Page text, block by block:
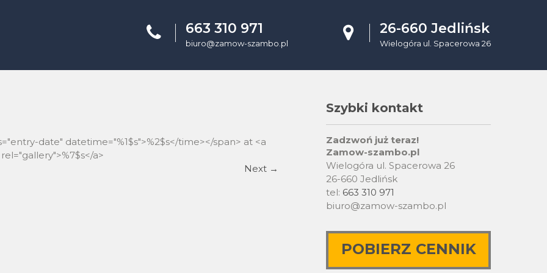
26-660 Jedlińsk
Wielogóra ul. Spacerowa 26
663 310 971
biuro@zamow-szambo.pl
date" datetime="%1$s">%2$s</time></span> at <a
a>
Next →
Szybki kontakt
Zadzwoń już teraz!
Zamow-szambo.pl
Wielogóra ul. Spacerowa 26
26-660 Jedlińsk
tel: 663 310 971
biuro@zamow-szambo.pl
POBIERZ CENNIK